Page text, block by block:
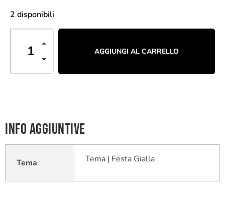
2 disponibili
AGGIUNGI AL CARRELLO
Info aggiuntive
Tema Tema | Festa Gialla